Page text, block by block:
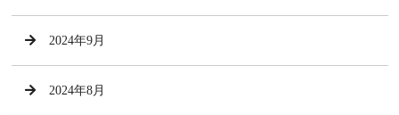
2024年9月
2024年8月